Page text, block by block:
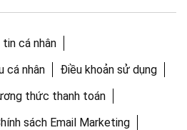
cá nhân
cá nhân
Điều khoản sử dụng
thức thanh toán
sách Email Marketing